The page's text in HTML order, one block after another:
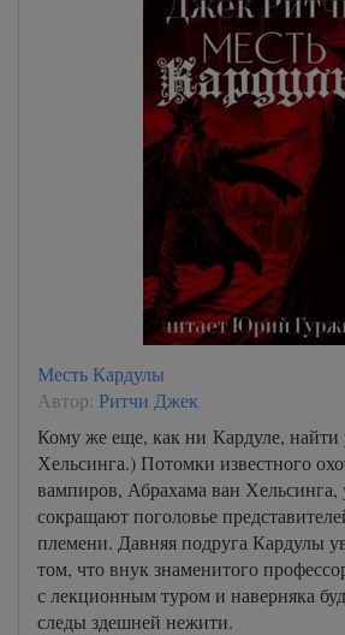
Месть Кардулы
Автор: Ритчи Джек
Кому же еще, как ни Кардуле, найти
Хельсинга.) Потомки известного
вампиров, Абрахама ван
сокращают поголовье
племени. Давняя подруга Кардулы
том, что внук знаменитого
с лекционным туром и наверняка
следы здешней нежити.